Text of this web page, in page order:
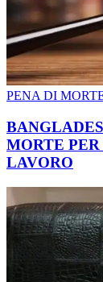
PENA DI
MORTE
LAVORO